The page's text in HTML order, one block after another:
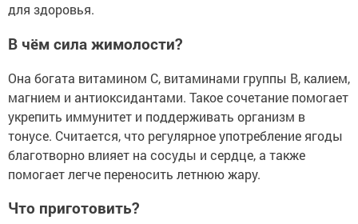
для здоровья.
В чём сила жимолости?
Она богата витамином С, витаминами группы В, калием,
магнием и антиоксидантами. Такое сочетание помогает
укрепить иммунитет и поддерживать организм в
тонусе. Считается, что регулярное употребление ягоды
благотворно влияет на сосуды и сердце, а также
помогает легче переносить летнюю жару.
Что приготовить?